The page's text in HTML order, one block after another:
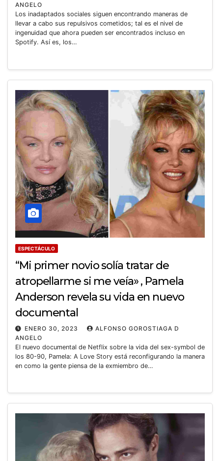
ANGELO
Los inadaptados sociales siguen encontrando maneras de
llevar a cabo sus repulsivos cometidos; tal es el nivel de
ingenuidad que ahora pueden ser encontrados incluso en
Spotify. Así es, los…
ESPECTÁCULO
“Mi primer novio solía tratar de
atropellarme si me veía» , Pamela
Anderson revela su vida en nuevo
documental
ENERO 30, 2023
ALFONSO GOROSTIAGA D
ANGELO
El nuevo documental de Netflix sobre la vida del sex-symbol de
los 80-90, Pamela: A Love Story está reconfigurando la manera
en como la gente piensa de la exmiembro de…